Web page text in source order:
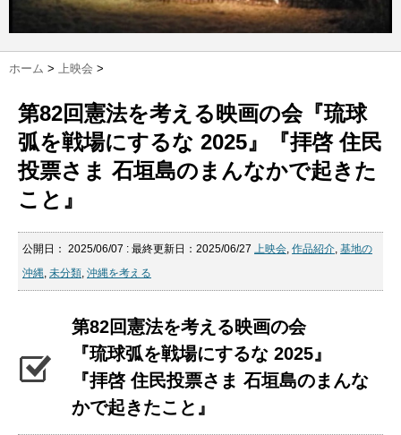
ホーム > 上映会 >
第82回憲法を考える映画の会『琉球
弧を戦場にするな 2025』『拝啓 住民
投票さま 石垣島のまんなかで起きた
こと』
公開日： 2025/06/07 : 最終更新日：2025/06/27 上映会, 作品紹介, 基地の
沖縄, 未分類, 沖縄を考える
第82回憲法を考える映画の会
『琉球弧を戦場にするな 2025』
『拝啓 住民投票さま 石垣島のまんな
かで起きたこと』